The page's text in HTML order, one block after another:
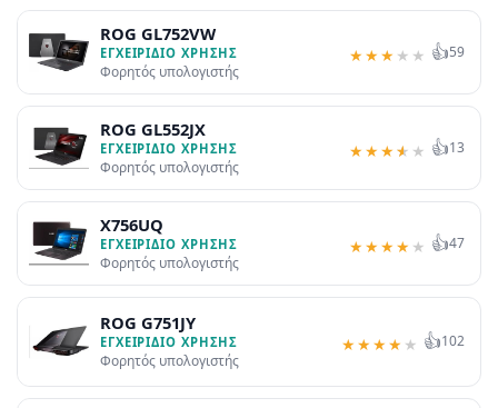
ROG GL752VW
ΕΓΧΕΙΡΊΔΙΟ ΧΡΉΣΗΣ
Φορητός υπολογιστής
★★★ ★ ★ 👍59
ROG GL552JX
ΕΓΧΕΙΡΊΔΙΟ ΧΡΉΣΗΣ
Φορητός υπολογιστής
★★★★ ★ 👍13
X756UQ
ΕΓΧΕΙΡΊΔΙΟ ΧΡΉΣΗΣ
Φορητός υπολογιστής
★★★★ ★ 👍47
ROG G751JY
ΕΓΧΕΙΡΊΔΙΟ ΧΡΉΣΗΣ
Φορητός υπολογιστής
★★★★ ★ 👍102